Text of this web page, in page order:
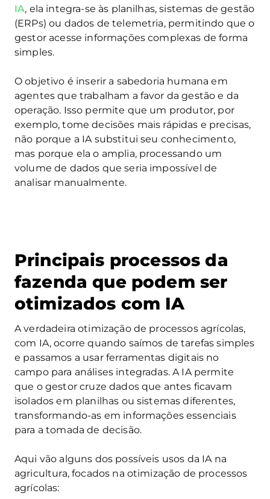
IA, ela integra-se às planilhas, sistemas de gestão
(ERPs) ou dados de telemetria, permitindo que o
gestor acesse informações complexas de forma
simples.
O objetivo é inserir a sabedoria humana em
agentes que trabalham a favor da gestão e da
operação. Isso permite que um produtor, por
exemplo, tome decisões mais rápidas e precisas,
não porque a IA substitui seu conhecimento,
mas porque ela o amplia, processando um
volume de dados que seria impossível de
analisar manualmente.
Principais processos da
fazenda que podem ser
otimizados com IA
A verdadeira otimização de processos agrícolas,
com IA, ocorre quando saímos de tarefas simples
e passamos a usar ferramentas digitais no
campo para análises integradas. A IA permite
que o gestor cruze dados que antes ficavam
isolados em planilhas ou sistemas diferentes,
transformando-as em informações essenciais
para a tomada de decisão.
Aqui vão alguns dos possíveis usos da IA na
agricultura, focados na otimização de processos
agrícolas: